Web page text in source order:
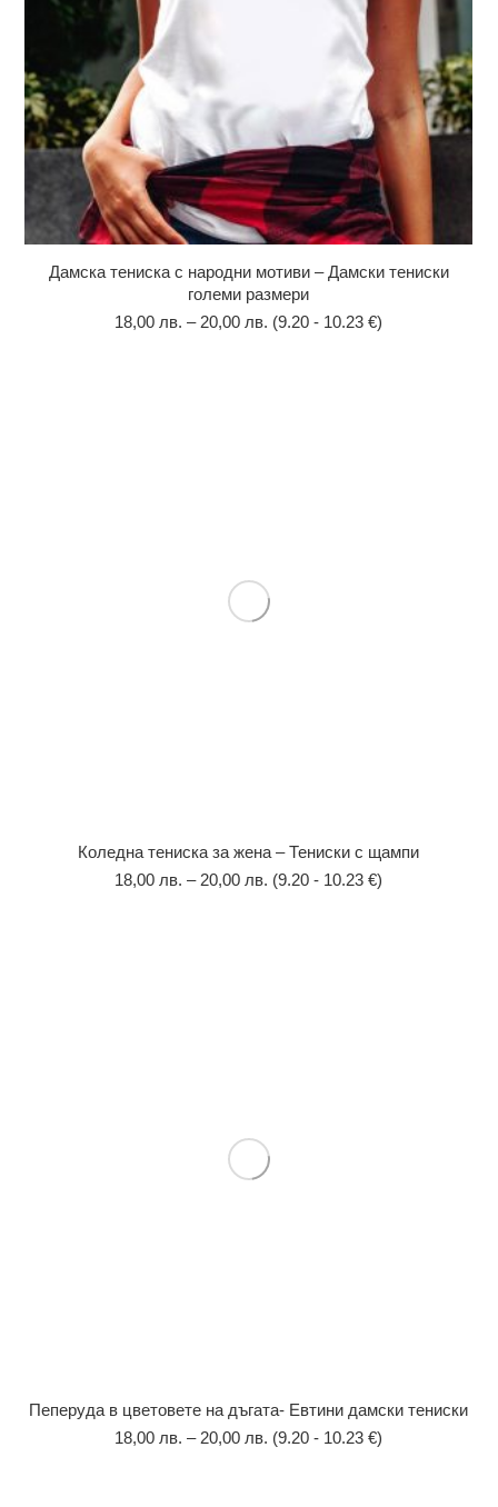
Дамска тениска с народни мотиви – Дамски тениски
големи размери
18,00 лв. – 20,00 лв. (9.20 - 10.23 €)
Коледна тениска за жена – Тениски с щампи
18,00 лв. – 20,00 лв. (9.20 - 10.23 €)
Пеперуда в цветовете на дъгата- Евтини дамски тениски
18,00 лв. – 20,00 лв. (9.20 - 10.23 €)